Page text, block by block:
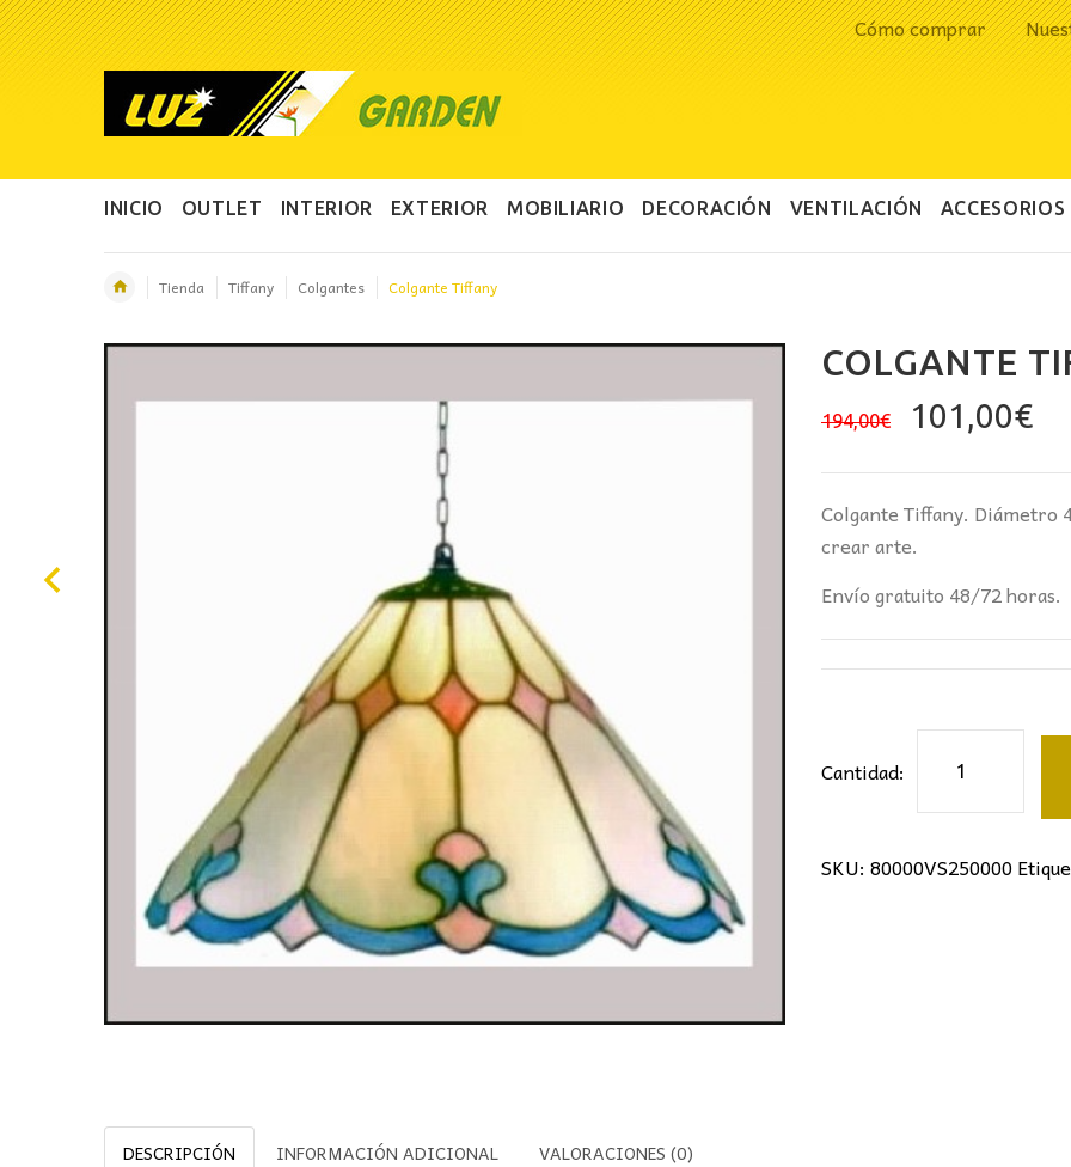
Cómo comprar
INICIO OUTLET INTERIOR EXTERIOR MOBILIARIO DECORACIÓN VENTILACIÓN ACCESORIOS
Tienda Tiffany Colgantes Colgante Tiffany
COLGANTE
194,00€
El
original
era:
194,00€.
101,00€El
Colgante Tiffany. Diámetro
crear arte.
Envío gratuito 48/72 horas.
Cantidad:
Tiffany
cantidad
SKU: 80000VS250000
DESCRIPCIÓN INFORMACIÓN ADICIONAL VALORACIONES (0)